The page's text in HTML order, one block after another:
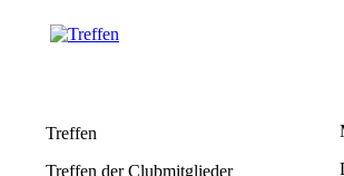
Treffen
Treffen der Clubmitglieder